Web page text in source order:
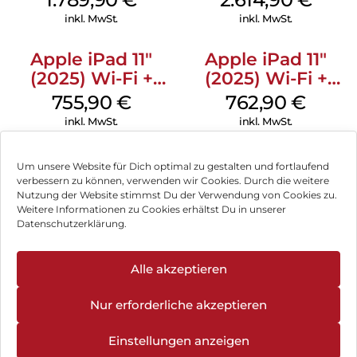
Um unsere Website für Dich optimal zu gestalten und fortlaufend
verbessern zu können, verwenden wir Cookies. Durch die weitere
Nutzung der Website stimmst Du der Verwendung von Cookies zu.
Weitere Informationen zu Cookies erhältst Du in unserer
Datenschutzerklärung.
Alle akzeptieren
Nur erforderliche akzeptieren
Einstellungen anzeigen
Standardglas
inkl. MwSt.
Space Schwarz
inkl. MwSt.
Apple iPad 11″
(2025) Wi-Fi +
Cellular 256 GB
Pink
755,90 €
inkl. MwSt.
Apple iPad 11″
(2025) Wi-Fi +
Cellular 256 GB
Silber
762,90€
inkl. MwSt.
Impressum
Hinweis zur Batterieentsorgung
Können wir Dir behilflich sein?